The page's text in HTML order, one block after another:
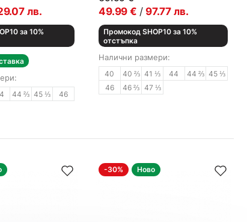
лв.
за 10%
44 ⅔ 45 ⅓ 46
49.99 € / 97.77 лв.
Промокод SHOP10 за 10%
отстъпка
Налични размери:
40 40 ⅔ 41 ⅓ 44 44 ⅔ 45 ⅓
46
46 ⅔ 47 ⅓
-30% Ново